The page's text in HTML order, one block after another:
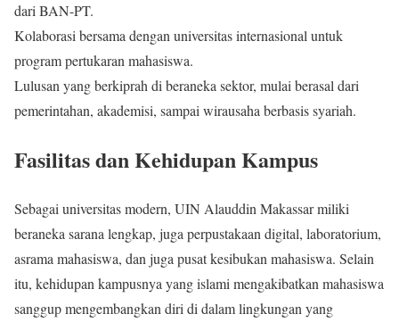
dari BAN-PT.
Kolaborasi bersama dengan universitas internasional untuk
program pertukaran mahasiswa.
Lulusan yang berkiprah di beraneka sektor, mulai berasal dari
pemerintahan, akademisi, sampai wirausaha berbasis syariah.
Fasilitas dan Kehidupan Kampus
Sebagai universitas modern, UIN Alauddin Makassar miliki
beraneka sarana lengkap, juga perpustakaan digital, laboratorium,
asrama mahasiswa, dan juga pusat kesibukan mahasiswa. Selain
itu, kehidupan kampusnya yang islami mengakibatkan mahasiswa
sanggup mengembangkan diri di dalam lingkungan yang